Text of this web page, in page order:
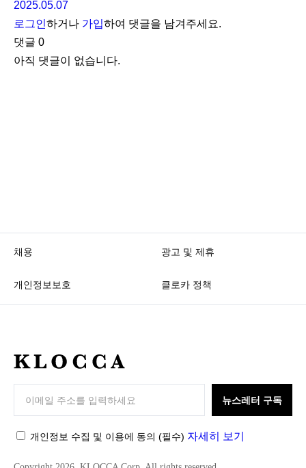
2025.05.07
로그인하거나 가입하여 댓글을 남겨주세요.
댓글 0
아직 댓글이 없습니다.
채용 광고 및 제휴
개인정보보호 클로카 정책
K
C
C
뉴스레터 구독
개인정보 수집 및 이용에 동의 (필수) 자세히 보기